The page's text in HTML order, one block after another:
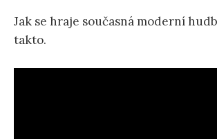
Jak se hraje současná moderní
takto.